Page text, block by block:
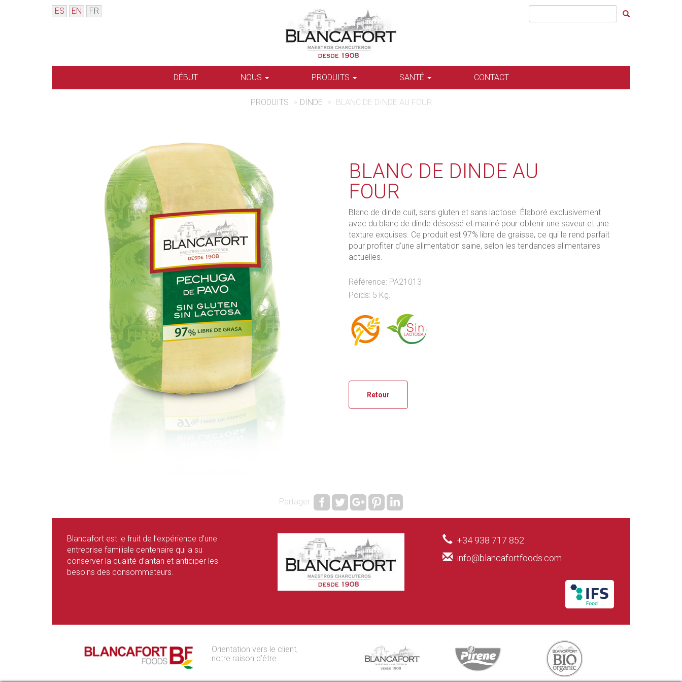
ES EN FR
DÉBUT NOUS PRODUITS SANTÉ CONTACT
PRODUITS > DINDE > BLANC DE DINDE AU FOUR
BLANC DE DINDE AU
FOUR
Blanc de dinde cuit, sans gluten et sans lactose. Élaboré exclusivement
avec du blanc de dinde désossé et mariné pour obtenir une saveur et une
texture exquises. Ce produit est 97% libre de graisse, ce qui le rend parfait
pour profiter d’une alimentation saine, selon les tendances alimentaires
actuelles.
Référence: PA21013
Poids: 5 Kg.
Retour
Partager:
Blancafort est le fruit de l’expérience d’une
entreprise familiale centenaire qui a su
conserver la qualité d’antan et anticiper les
besoins des consommateurs.
+34 938 717 852
info@blancafortfoods.com
Orientation vers le client,
notre raison d’être.